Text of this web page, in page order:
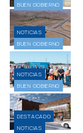
BUEN GOBIERNO
NOTICIAS
BUEN GOBIERNO
NOTICIAS
BUEN GOBIERNO
DESTACADO
NOTICIAS